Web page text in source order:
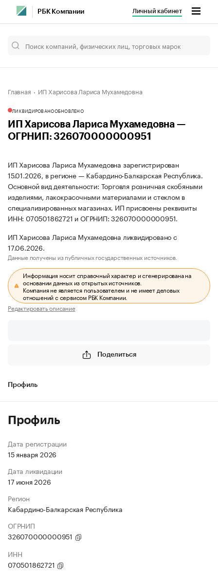
РБК Компании Личный кабинет
Главная ИП Харисова Лариса Мухамедовна
ЛИКВИДИРОВАНООБНОВЛЕНО
ИП Харисова Лариса Мухамедовна —
ОГРНИП: 326070000000951
ИП Харисова Лариса Мухамедовна зарегистрирован
15.01.2026, в регионе — Кабардино-Балкарская Республика.
Основной вид деятельности: Торговля розничная скобяными
изделиями, лакокрасочными материалами и стеклом в
специализированных магазинах. ИП присвоены реквизиты
ИНН: 070501862721 и ОГРНИП: 326070000000951.
ИП Харисова Лариса Мухамедовна ликвидировано с
17.06.2026.
Данные получены из публичных государственных источников.
Информация носит справочный характер и сгенерирована на
основании данных из открытых источников.
Компания не является пользователем и не имеет деловых
отношений с сервисом РБК Компании.
Редактировать описание
Поделиться
Профиль
Профиль
Дата регистрации
15 января 2026
Дата ликвидации
17 июня 2026
Регион
Кабардино-Балкарская Республика
ОГРНИП
326070000000951
ИНН
070501862721